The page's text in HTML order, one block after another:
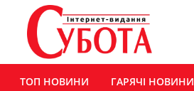
ТОП НОВИНИ ГАРЯЧІ НОВИНИ